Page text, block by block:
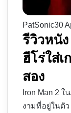
PatSonic30
รีวิวหนั
ฮีโร่ใส่
สอง
Iron Man 2
งามที่อยู่ในตั